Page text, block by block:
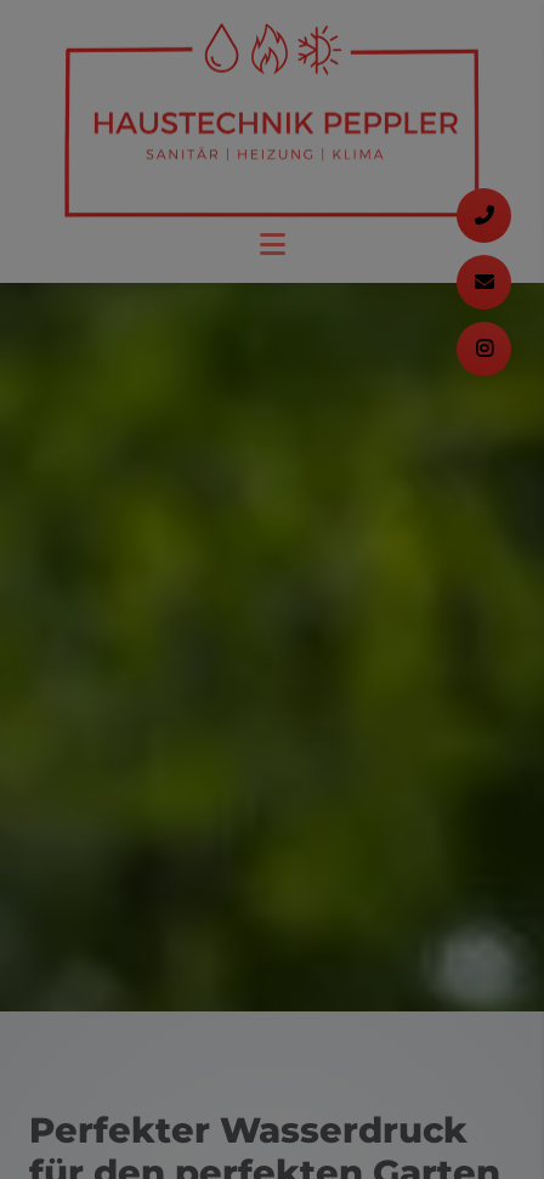
Perfekter Wasserdruck